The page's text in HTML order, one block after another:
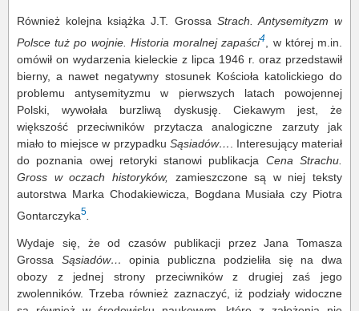
Również kolejna książka J.T. Grossa Strach. Antysemityzm w
Polsce tuż po wojnie. Historia moralnej zapaści4
, w której m.in.
omówił on wydarzenia kieleckie z lipca 1946 r. oraz przedstawił
bierny, a nawet negatywny stosunek Kościoła katolickiego do
problemu antysemityzmu w pierwszych latach powojennej
Polski, wywołała burzliwą dyskusję. Ciekawym jest, że
większość przeciwników przytacza analogiczne zarzuty jak
miało to miejsce w przypadku Sąsiadów…
. Interesujący materiał
do poznania owej retoryki stanowi publikacja Cena Strachu.
Gross w oczach historyków, zamieszczone są w niej teksty
autorstwa Marka Chodakiewicza, Bogdana Musiała czy Piotra
Gontarczyka5
Wydaje się, że od czasów publikacji przez Jana Tomasza
Grossa Sąsiadów…
opinia publiczna podzieliła się na dwa
obozy z jednej strony przeciwników z drugiej zaś jego
zwolenników. Trzeba również zaznaczyć, iż podziały widoczne